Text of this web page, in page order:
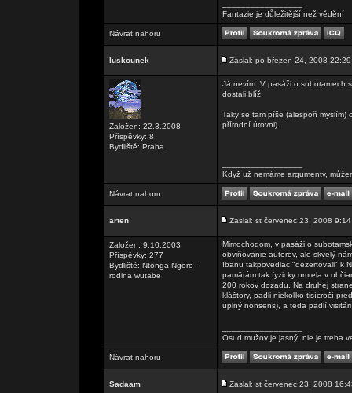
Fantazie je důležitější než vědění
Návrat nahoru
luskounek Zaslal: po březen 24, 2008 22:29
Založen: 22.3.2008
Příspěvky: 8
Bydliště: Praha
Já nevím. V pasáži o subotamech
dostali blíž.
Taky se tam píše (alespoň myslím)
přírodní úrovni).
Když už nemáme argumenty,
Návrat nahoru
arten Zaslal: st červenec 23, 2008 9:14
Založen: 9.10.2003
Příspěvky: 277
Bydliště: Ntonga Ngoro -
rodina wutabe
Mimochodom, v pasáži o
obviňovanie autorov, ale skvelý
Ibanu takpovediac "dezertovali" k
pamätám tak fyzicky umrela v
200 rokov dozadu. Na druhej
kláštory, padli niekoľko tisícročí
úplný nonsens), a teda padlí
Osud mužov je jasný, nie je treba
Návrat nahoru
Sadaam Zaslal: st červenec 23, 2008